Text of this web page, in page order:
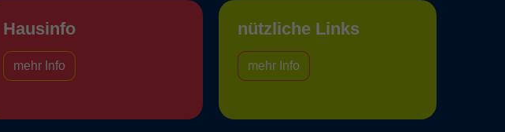
Hausinfo
mehr Info
nützliche Links
mehr Info